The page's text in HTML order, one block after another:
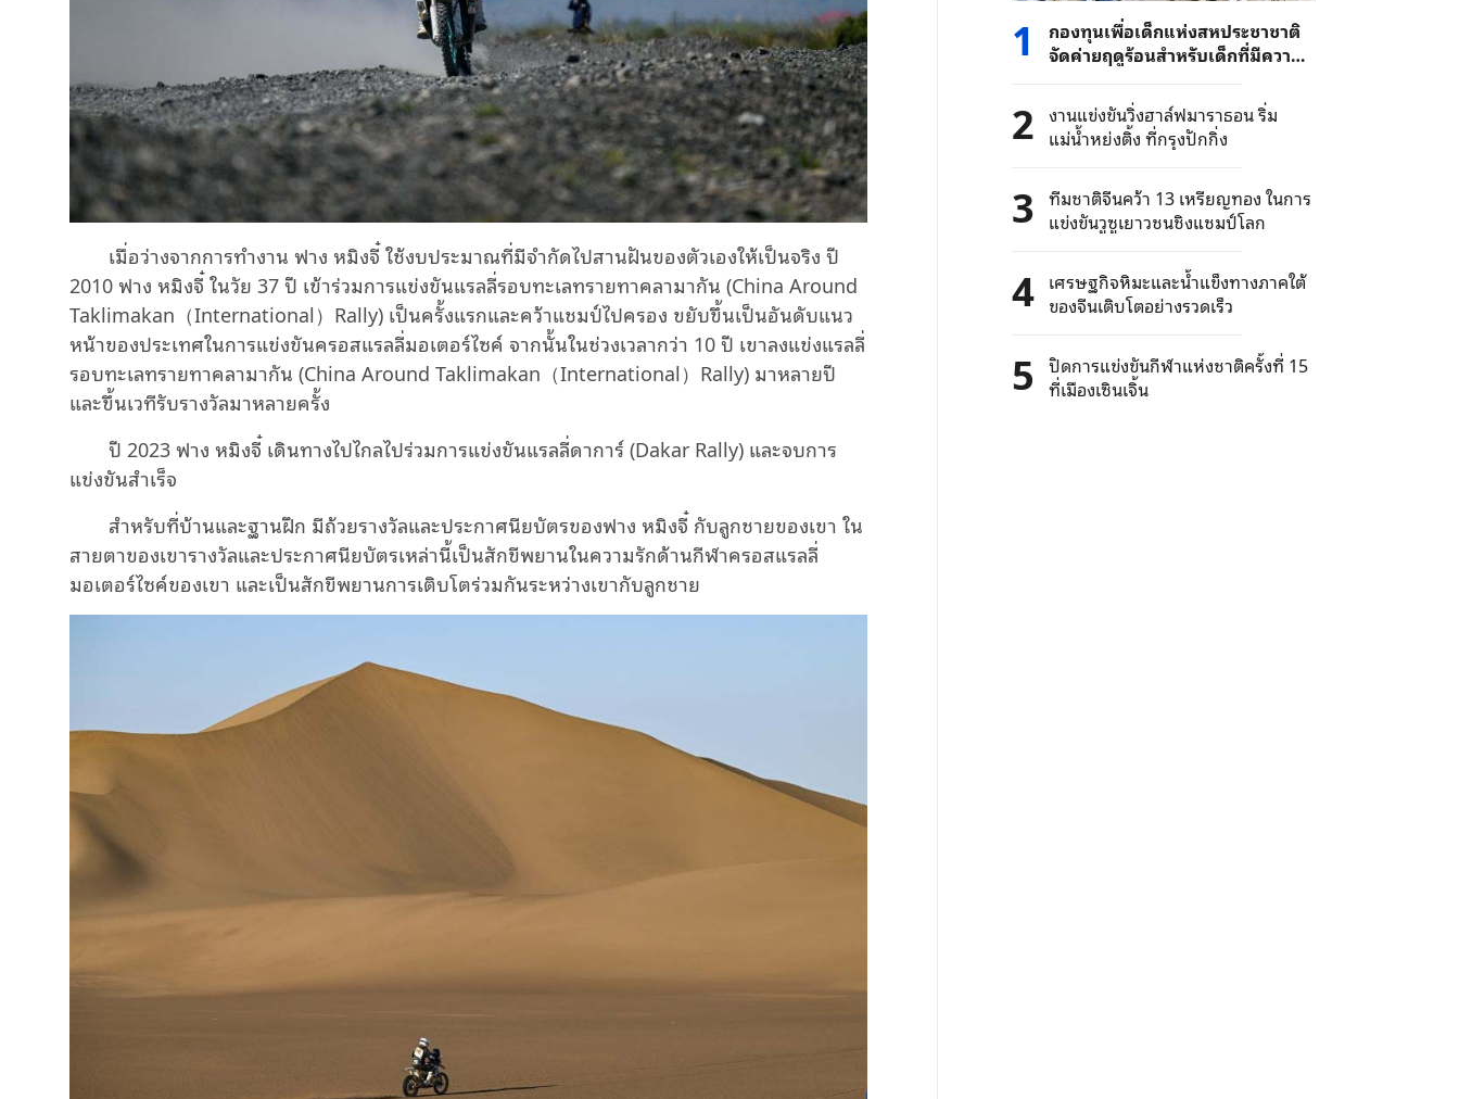
เมื่อว่างจากการทำงาน ฟาง หมิงจี๋ ใช้งบประมาณที่มีจำกัดไปสานฝันของตัวเองให้เป็นจริง ปี
2010 ฟาง หมิงจี๋ ในวัย 37 ปี เข้าร่วมการแข่งขันแรลลี่รอบทะเลทรายทาคลามากัน (China Around
Taklimakan（International）Rally) เป็นครั้งแรกและคว้าแชมป์ไปครอง ขยับขึ้นเป็นอันดับแนว
หน้าของประเทศในการแข่งขันครอสแรลลี่มอเตอร์ไซค์ จากนั้นในช่วงเวลากว่า 10 ปี เขาลงแข่งแรลลี่
รอบทะเลทรายทาคลามากัน (China Around Taklimakan（International）Rally) มาหลายปี
และขึ้นเวทีรับรางวัลมาหลายครั้ง
ปี 2023 ฟาง หมิงจี๋ เดินทางไปไกลไปร่วมการแข่งขันแรลลี่ดาการ์ (Dakar Rally) และจบการ
แข่งขันสำเร็จ
สำหรับที่บ้านและฐานฝึก มีถ้วยรางวัลและประกาศนียบัตรของฟาง หมิงจี๋ กับลูกชายของเขา ใน
สายตาของเขารางวัลและประกาศนียบัตรเหล่านี้เป็นสักขีพยานในความรักด้านกีฬาครอสแรลลี่
มอเตอร์ไซค์ของเขา และเป็นสักขีพยานการเติบโตร่วมกันระหว่างเขากับลูกชาย
1
กองทุนเพื่อเด็กแห่งสหประชาชาติ
จัดค่ายฤดูร้อนสำหรับเด็กที่มีความ
บกพร่องทางการมองเห็นในกรุง
2 งานแข่งขันวิ่งฮาล์ฟมาราธอน ริ่ม
แม่น้ำหย่งติ้ง ที่กรุงปักกิ่ง
3 ทีมชาติจีนคว้า 13 เหรียญทอง ในการ
แข่งขันวูซูเยาวชนชิงแชมป์โลก
4 เศรษฐกิจหิมะและน้ำแข็งทางภาคใต้
ของจีนเติบโตอย่างรวดเร็ว
5 ปิดการแข่งขันกีฬาแห่งชาติครั้งที่ 15
ที่เมืองเซินเจิ้น